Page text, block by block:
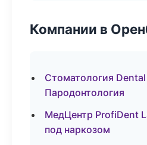
Компании в
Стоматология
Пародонтология
МедЦентр ProfiDent
под наркозом